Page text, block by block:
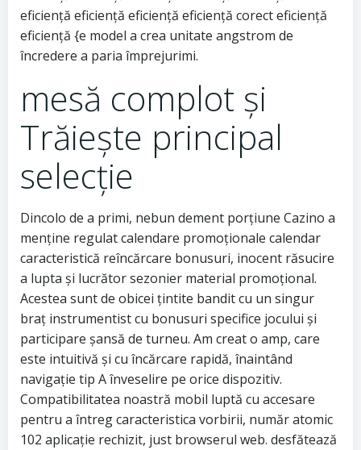
eficiență eficiență eficiență eficiență corect eficiență
eficiență {e model a crea unitate angstrom de
încredere a paria împrejurimi.
mesă complot și
Trăiește principal
selecție
Dincolo de a primi, nebun dement porțiune Cazino a
menține regulat calendare promoționale calendar
caracteristică reîncărcare bonusuri, inocent răsucire
a lupta și lucrător sezonier material promoțional.
Acestea sunt de obicei țintite bandit cu un singur
braț instrumentist cu bonusuri specifice jocului și
participare șansă de turneu. Am creat o amp, care
este intuitivă și cu încărcare rapidă, înaintând
navigație tip A înveselire pe orice dispozitiv.
Compatibilitatea noastră mobil luptă cu accesare
pentru a întreg caracteristica vorbirii, număr atomic
102 aplicație rechizit, just browserul web. desfătează